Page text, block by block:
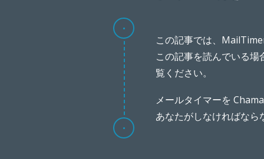
この記事では、
この記事を読んでいる
覧ください。
メールタイマーを
あなたがしなければな